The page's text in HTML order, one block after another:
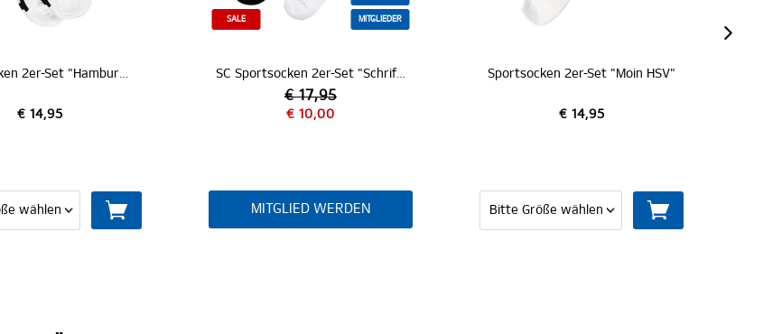
MITGLIEDER
SC Sportsocken 2er-Set "Schriftzug"
MITGLIED WERDEN
Sportsocken 2er-Set "Moin HSV" Baby Socken